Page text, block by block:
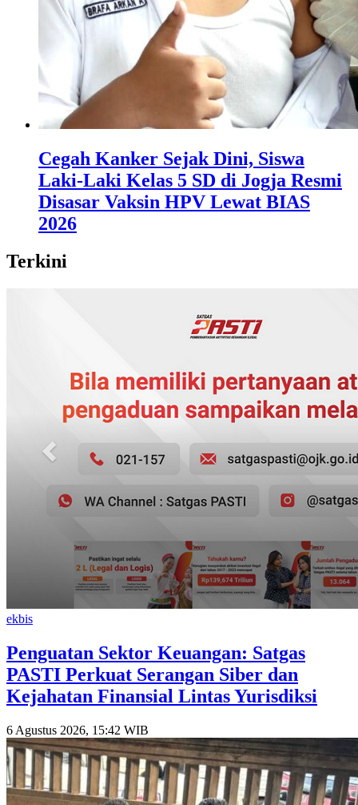
Cegah Kanker Sejak Dini, Siswa
Laki-Laki Kelas 5 SD di Jogja Resmi
Disasar Vaksin HPV Lewat BIAS
2026
Terkini
ekbis
Penguatan Sektor Keuangan: Satgas
PASTI Perkuat Serangan Siber dan
Kejahatan Finansial Lintas Yurisdiksi
6 Agustus 2026, 15:42 WIB